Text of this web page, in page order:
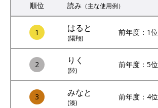
順位 読み （主な使用例）
1 はると
(陽翔)
前年度：1位
2 りく
(陸)
前年度：5位
3 みなと
(湊)
前年度：4位